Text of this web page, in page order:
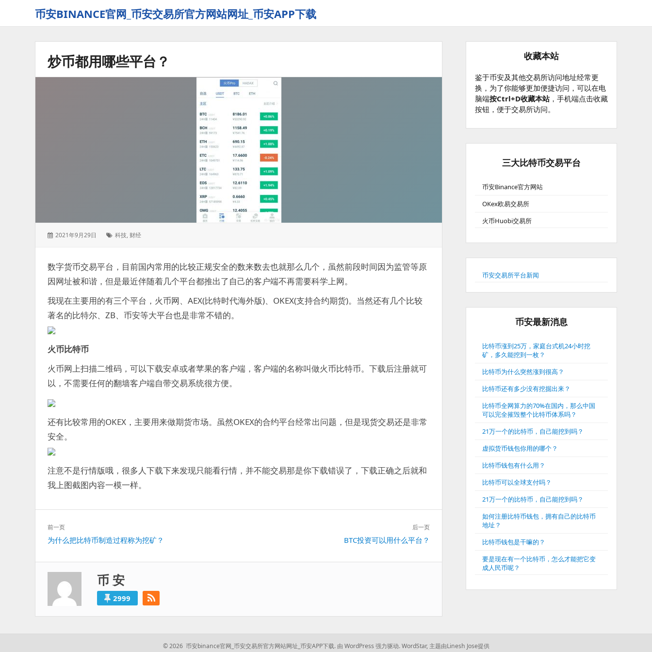
币安BINANCE官网_币安交易所官方网站网址_币安APP下载
炒币都用哪些平台？
发
2021年9月29日
标
科技, 财经
数字货币交易平台，目前国内常用的比较正规安全的数来数去也就那么几个，虽然前段时间因为监管等原
因网址被和谐，但是最近伴随着几个平台都推出了自己的客户端不再需要科学上网。
我现在主要用的有三个平台，火币网、AEX(比特时代海外版)、OKEX(支持合约期货)。当然还有几个比较
著名的比特尔、ZB、币安等大平台也是非常不错的。
火币比特币
火币网上扫描二维码，可以下载安卓或者苹果的客户端，客户端的名称叫做火币比特币。下载后注册就可
以，不需要任何的翻墙客户端自带交易系统很方便。
还有比较常用的OKEX，主要用来做期货市场。虽然OKEX的合约平台经常出问题，但是现货交易还是非常
安全。
注意不是行情版哦，很多人下载下来发现只能看行情，并不能交易那是你下载错误了，下载正确之后就和
我上图截图内容一模一样。
文
章
导
航
前一页
上
篇：
为什么把比特币制造过程称为挖矿？
后一页
篇：
BTC投资可以用什么平台？
币 安
2999
收藏本站
鉴于币安及其他交易所访问地址经常更
换，为了你能够更加便捷访问，可以在电
脑端按Ctrl+D收藏本站，手机端点击收藏
按钮，便于交易所访问。
三大比特币交易平台
币安Binance官方网站
OKex欧易交易所
火币Huobi交易所
币安交易所平台新闻
币安最新消息
比特币涨到25万，家庭台式机24小时挖
矿，多久能挖到一枚？
比特币为什么突然涨到很高？
比特币还有多少没有挖掘出来？
比特币全网算力的70%在国内，那么中国
可以完全摧毁整个比特币体系吗？
21万一个的比特币，自己能挖到吗？
虚拟货币钱包你用的哪个？
比特币钱包有什么用？
比特币可以全球支付吗？
21万一个的比特币，自己能挖到吗？
如何注册比特币钱包，拥有自己的比特币
地址？
比特币钱包是干嘛的？
要是现在有一个比特币，怎么才能把它变
成人民币呢？
© 2026 币安binance官网_币安交易所官方网站网址_币安APP下载. 由 WordPress 强力驱动. WordStar, 主题由Linesh Jose提供